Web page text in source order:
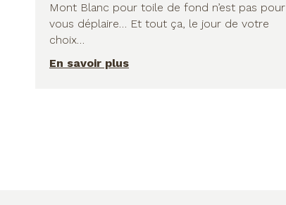
Mont Blanc pour toile de fond n’est pas pour
vous déplaire… Et tout ça, le jour de votre
choix…
En savoir plus